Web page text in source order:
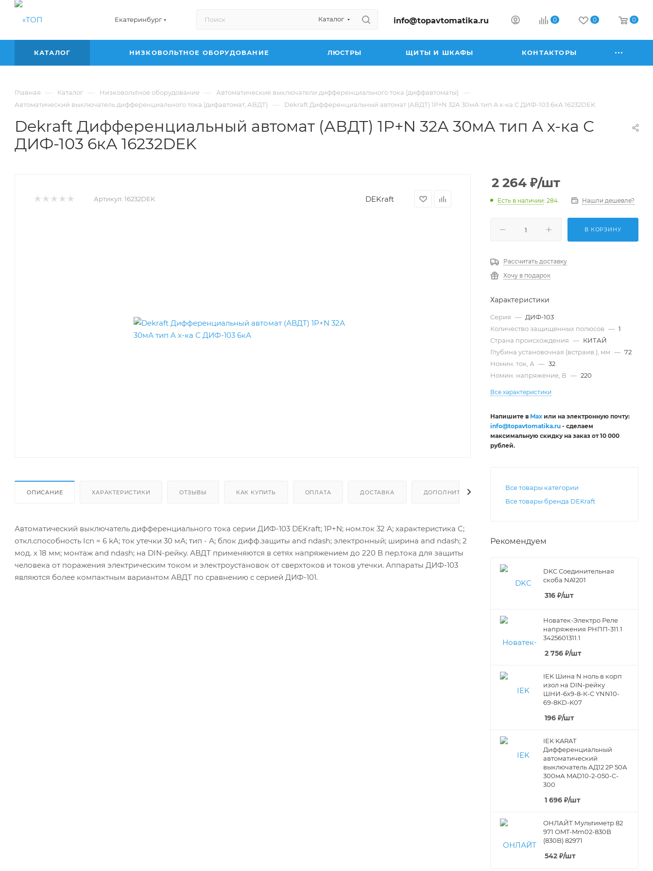
Екатеринбург Каталог info@topavtomatika.ru 0 0 0
КАТАЛОГ НИЗКОВОЛЬТНОЕ ОБОРУДОВАНИЕ ЛЮСТРЫ ЩИТЫ И ШКАФЫ КОНТАКТОРЫ
Главная — Каталог — Низковольтное оборудование — Автоматические выключатели дифференциального тока (диффавтоматы) —
Автоматический выключатель дифференциального тока (дифавтомат, АВДТ) — Dekraft Дифференциальный автомат (АВДТ) 1Р+N 32А 30мА тип A х-ка С ДИФ-103 6кА 16232DEK
Dekraft Дифференциальный автомат (АВДТ) 1Р+N 32А 30мА тип A х-ка С
ДИФ-103 6кА 16232DEK
Артикул: 16232DEK DEKraft
ОПИСАНИЕ ХАРАКТЕРИСТИКИ ОТЗЫВЫ КАК КУПИТЬ ОПЛАТА ДОСТАВКА ДОПОЛНИТЕЛЬНО
Автоматический выключатель дифференциального тока серии ДИФ-103 DEKraft; 1P+N; ном.ток 32 А; характеристика C;
откл.способность Icn = 6 kA; ток утечки 30 мА; тип - А; блок дифф.защиты and ndash; электронный; ширина and ndash; 2
мод. х 18 мм; монтаж and ndash; на DIN-рейку. АВДТ применяются в сетях напряжением до 220 В пер.тока для защиты
человека от поражения электрическим током и электроустановок от сверхтоков и токов утечки. Аппараты ДИФ-103
являются более компактным вариантом АВДТ по сравнению с серией ДИФ-101.
2 264 ₽/шт
Есть в наличии: 284 Нашли дешевле?
В КОРЗИНУ
Рассчитать доставку
Хочу в подарок
Характеристики
Серия — ДИФ-103
Количество защищенных полюсов — 1
Страна происхождения — КИТАЙ
Глубина установочная (встраив.), мм — 72
Номин. ток, А — 32
Номин. напряжение, В — 220
Все характеристики
Напишите в Max или на электронную почту:
info@topavtomatika.ru - сделаем
максимальную скидку на заказ от 10 000
рублей.
Все товары категории
Все товары бренда DEKraft
Рекомендуем
DKC Соединительная
скоба NA1201
316 ₽/шт
Новатек-Электро Реле
напряжения РНПП-311.1
3425601311.1
2 756 ₽/шт
IEK Шина N ноль в корп
изол на DIN-рейку
ШНИ-6х9-8-К-С YNN10-
69-8KD-K07
196 ₽/шт
IEK KARAT
Дифференциальный
автоматический
выключатель АД12 2Р 50А
300мА MAD10-2-050-C-
300
1 696 ₽/шт
ОНЛАЙТ Мультиметр 82
971 OMT-Mm02-830B
(830B) 82971
542 ₽/шт